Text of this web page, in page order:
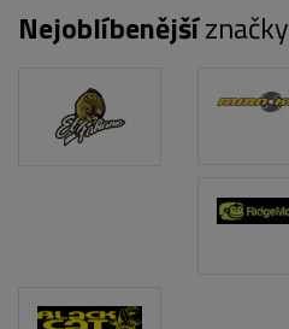
Nejoblíbenějšíznačky